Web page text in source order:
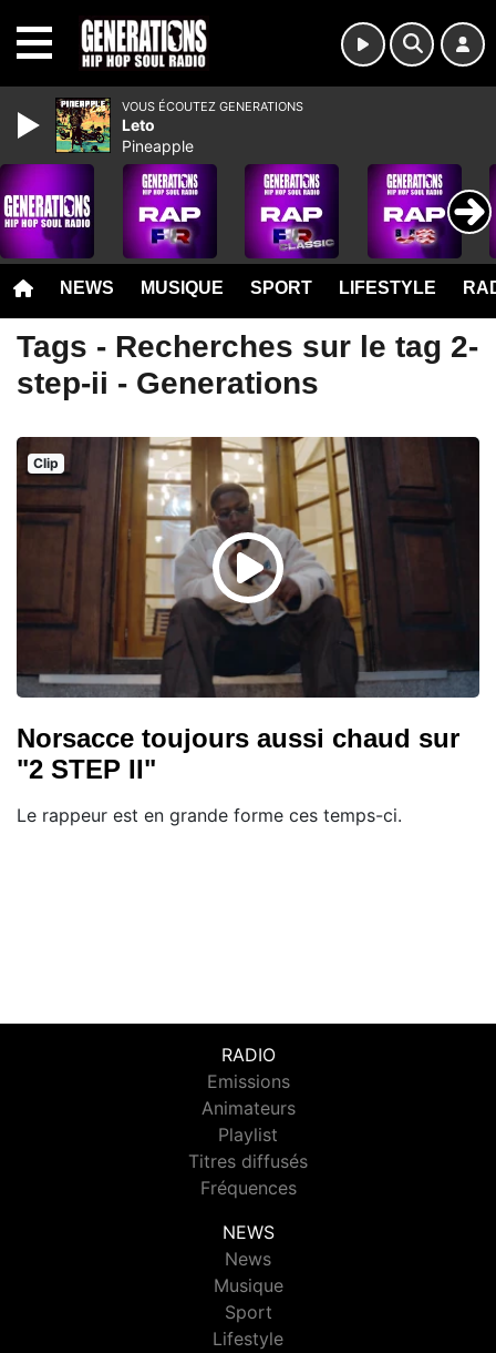
NEWS MUSIQUE SPORT LIFESTYLE
Tags - Recherches sur le tag 2-
step-ii - Generations
Clip
Norsacce toujours aussi chaud sur
"2 STEP II"
Le rappeur est en grande forme ces temps-ci.
RADIO
Emissions
Animateurs
Playlist
Titres diffusés
Fréquences
NEWS
News
Musique
Sport
Lifestyle
VOUS ÉCOUTEZ GENERATIONS
Leto
Pineapple